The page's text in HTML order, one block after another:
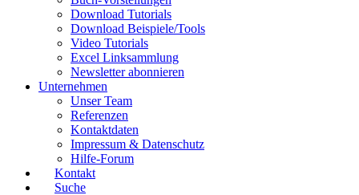
Download Tutorials
Download Beispiele/Tools
Video Tutorials
Excel Linksammlung
Newsletter abonnieren
Unternehmen
Unser Team
Referenzen
Kontaktdaten
Impressum & Datenschutz
Hilfe-Forum
Kontakt
Suche